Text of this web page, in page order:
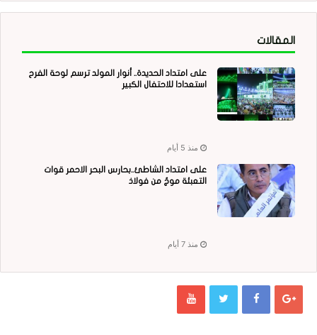
المقالات
على امتداد الحديدة.. أنوار المولد ترسم لوحة الفرح
استعدادا للاحتفال الكبير
منذ 5 أيام
على امتداد الشاطئ..بحارس البحر الاحمر قوات
التعبئة موجٌ من فولاذ
منذ 7 أيام